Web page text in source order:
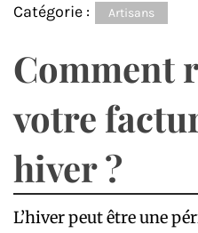
Catégorie : Artisans
Comment
votre
hiver ?
L’hiver peut être une